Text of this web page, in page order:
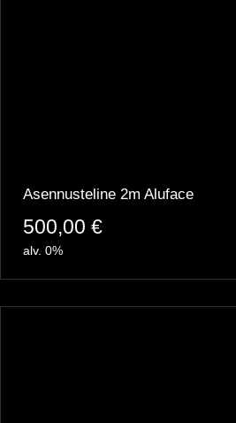
Asennusteline 2m Aluface
500,00 €
alv. 0%